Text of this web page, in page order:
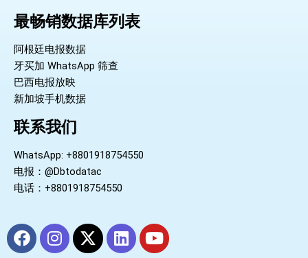
最畅销数据库列表
阿根廷电报数据
牙买加 WhatsApp 筛查
巴西电报放映
新加坡手机数据
联系我们
WhatsApp: +8801918754550
电报：@Dbtodatac
电话：+8801918754550
F
a
I
n
X
-
L
i
Y
o